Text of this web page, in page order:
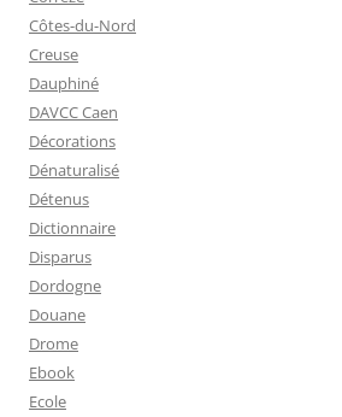
Côtes-du-Nord
Creuse
Dauphiné
DAVCC Caen
Décorations
Dénaturalisé
Détenus
Dictionnaire
Disparus
Dordogne
Douane
Drome
Ebook
Ecole